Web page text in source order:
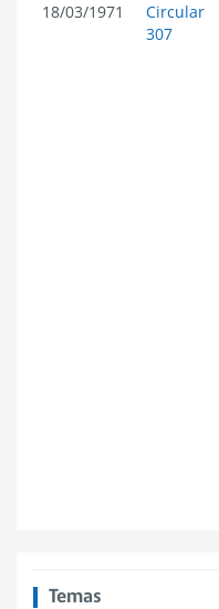
18/03/1971
Circular
307
Temas